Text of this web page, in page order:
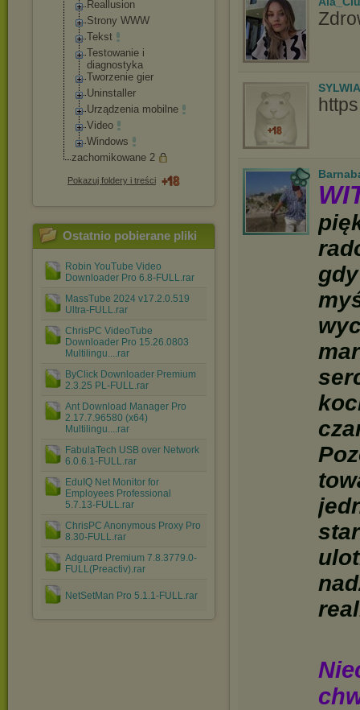
Reallusion
Strony WWW
Tekst
Testowanie i
diagnostyka
Tworzenie gier
Uninstaller
Urządzenia mobilne
Video
Windows
zachomikowane 2
Pokazuj foldery i treści
Ostatnio pobierane pliki
Robin YouTube Video
Downloader Pro 6.8-FULL.rar
MassTube 2024 v17.2.0.519
Ultra-FULL.rar
ChrisPC VideoTube
Downloader Pro 15.26.0803
Multilingu....rar
ByClick Downloader Premium
2.3.25 PL-FULL.rar
Ant Download Manager Pro
2.17.7.96580 (x64)
Multilingu....rar
FabulaTech USB over Network
6.0.6.1-FULL.rar
EduIQ Net Monitor for
Employees Professional
5.7.13-FULL.rar
ChrisPC Anonymous Proxy Pro
8.30-FULL.rar
Adguard Premium 7.8.3779.0-
FULL(Preactiv).rar
NetSetMan Pro 5.1.1-FULL.rar